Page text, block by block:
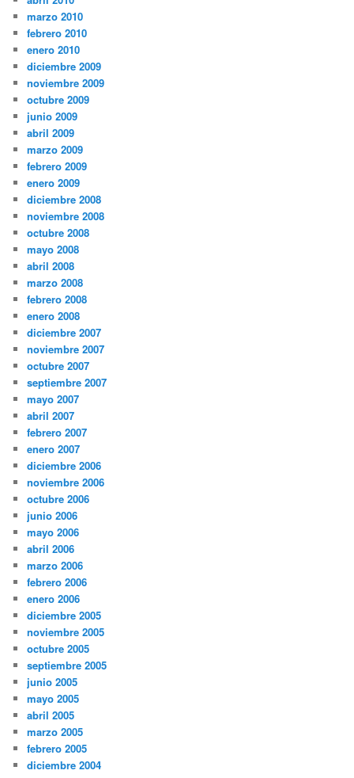
marzo 2010
febrero 2010
enero 2010
diciembre 2009
noviembre 2009
octubre 2009
junio 2009
abril 2009
marzo 2009
febrero 2009
enero 2009
diciembre 2008
noviembre 2008
octubre 2008
mayo 2008
abril 2008
marzo 2008
febrero 2008
enero 2008
diciembre 2007
noviembre 2007
octubre 2007
septiembre 2007
mayo 2007
abril 2007
febrero 2007
enero 2007
diciembre 2006
noviembre 2006
octubre 2006
junio 2006
mayo 2006
abril 2006
marzo 2006
febrero 2006
enero 2006
diciembre 2005
noviembre 2005
octubre 2005
septiembre 2005
junio 2005
mayo 2005
abril 2005
marzo 2005
febrero 2005
diciembre 2004